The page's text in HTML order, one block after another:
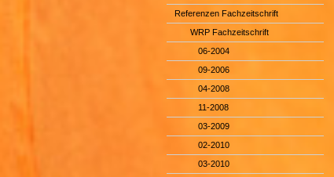
Referenzen Fachzeitschrift
WRP Fachzeitschrift
06-2004
09-2006
04-2008
11-2008
03-2009
02-2010
03-2010